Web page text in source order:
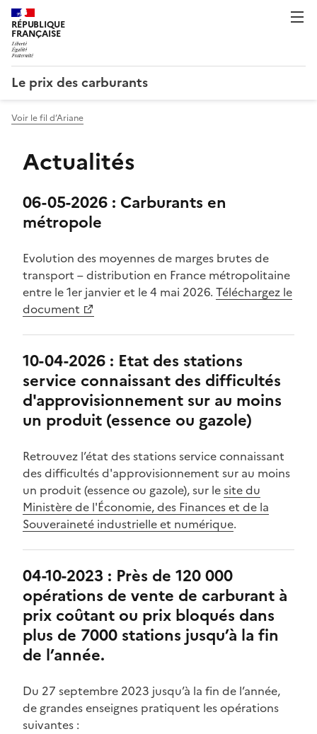
RÉPUBLIQUE
FRANÇAISE
Le prix des carburants
Voir le fil d’Ariane
Actualités
06-05-2026 : Carburants en
métropole
Evolution des moyennes de marges brutes de
transport – distribution en France métropolitaine
entre le 1er janvier et le 4 mai 2026. Téléchargez le
document
10-04-2026 : Etat des stations
service connaissant des difficultés
d'approvisionnement sur au moins
un produit (essence ou gazole)
Retrouvez l’état des stations service connaissant
des difficultés d'approvisionnement sur au moins
un produit (essence ou gazole), sur lesite du
Ministère de l'Économie, des Finances et de la
Souveraineté industrielle et numérique.
04-10-2023 : Près de 120 000
opérations de vente de carburant à
prix coûtant ou prix bloqués dans
plus de 7000 stations jusqu’à la fin
de l’année.
Du 27 septembre 2023 jusqu’à la fin de l’année,
de grandes enseignes pratiquent les opérations
suivantes :